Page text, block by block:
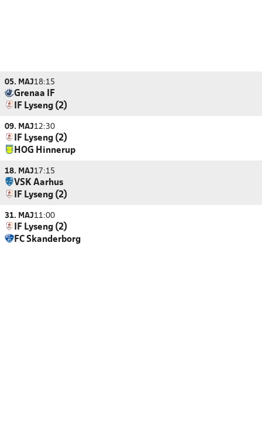
05. MAJ18:15
Grenaa IF
IF Lyseng (2)
09. MAJ12:30
IF Lyseng (2)
HOG Hinnerup
18. MAJ17:15
VSK Aarhus
IF Lyseng (2)
31. MAJ11:00
IF Lyseng (2)
FC Skanderborg